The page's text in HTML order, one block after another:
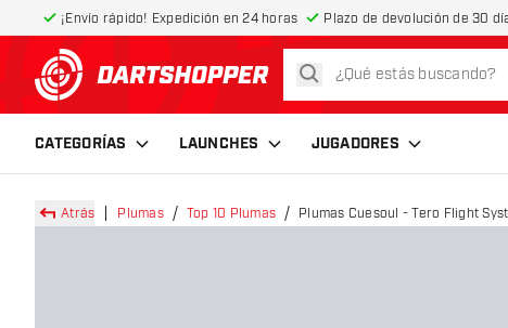
¡Envío rápido! Expedición en 24 horas Plazo de devolución de 30
volver a la página de inicio
buscar
CATEGORÍAS LAUNCHES JUGADORES
Atrás Plumas Top 10 Plumas Plumas Cuesoul - Tero Flight